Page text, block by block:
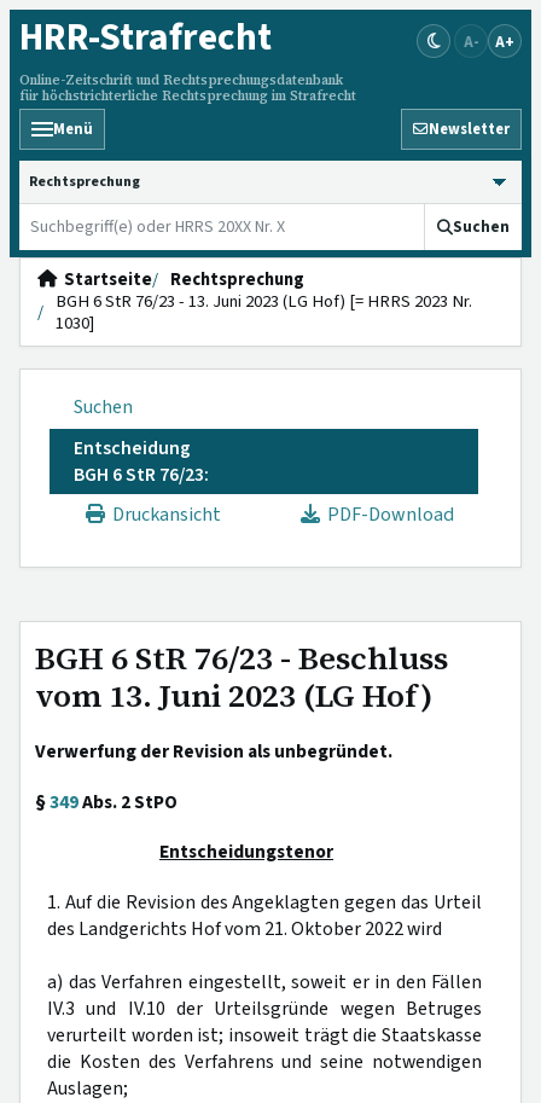
HRR-Strafrecht
Online-Zeitschrift und Rechtsprechungsdatenbank
für höchstrichterliche Rechtsprechung im Strafrecht
A- A+
Menü Newsletter
HRRS durchsuchen
Suchen
Startseite
Rechtsprechung
BGH 6 StR 76/23 - 13. Juni 2023 (LG Hof) [= HRRS 2023 Nr.
1030]
Suchen
Entscheidung
BGH 6 StR 76/23:
Druckansicht
PDF-Download
BGH 6 StR 76/23 - Beschluss
vom 13. Juni 2023 (LG Hof)
Verwerfung der Revision als unbegründet.
§349Abs. 2 StPO
Entscheidungstenor
1. Auf die Revision des Angeklagten gegen das Urteil
des Landgerichts Hof vom 21. Oktober 2022 wird
a) das Verfahren eingestellt, soweit er in den Fällen
IV.3 und IV.10 der Urteilsgründe wegen Betruges
verurteilt worden ist; insoweit trägt die Staatskasse
die Kosten des Verfahrens und seine notwendigen
Auslagen;